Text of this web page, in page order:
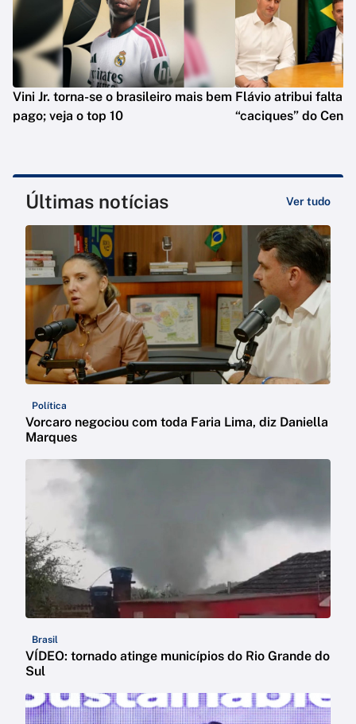
Vini Jr. torna-se o brasileiro mais bem
pago; veja o top 10
Flávio atribui falta
“caciques” do
Últimas notícias Ver tudo
Política
Vorcaro negociou com toda Faria Lima, diz Daniella
Marques
Brasil
VÍDEO: tornado atinge municípios do Rio Grande do
Sul